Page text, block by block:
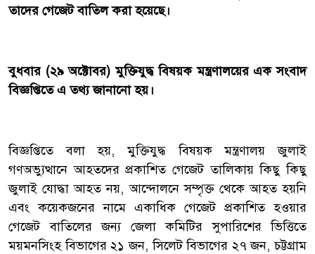
তাদের গেজেট বাতিল করা হয়েছে।
‎বুধবার (২৯ অক্টোবর) মুক্তিযুদ্ধ বিষয়ক মন্ত্রণালয়ের এক সংবাদ
বিজ্ঞপ্তিতে এ তথ্য জানানো হয়।
‎বিজ্ঞপ্তিতে বলা হয়, মুক্তিযুদ্ধ বিষয়ক মন্ত্রণালয় জুলাই
গণঅভ্যুত্থানে আহতদের প্রকাশিত গেজেট তালিকায় কিছু কিছু
জুলাই যোদ্ধা আহত নয়, আন্দোলনে সম্পৃক্ত থেকে আহত হয়নি
এবং কয়েকজনের নামে একাধিক গেজেট প্রকাশিত হওয়ার
গেজেট বাতিলের জন্য জেলা কমিটির সুপারিশের ভিত্তিতে
ময়মনসিংহ বিভাগের ২১ জন, সিলেট বিভাগের ২৭ জন, চট্টগ্রাম